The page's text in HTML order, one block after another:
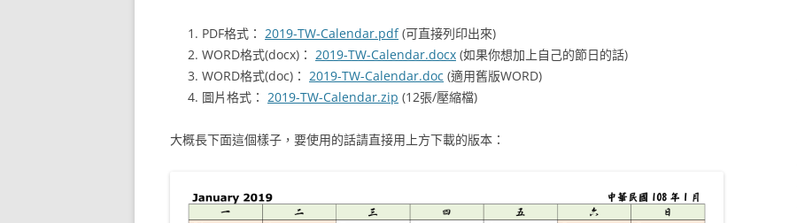
PDF格式： 2019-TW-Calendar.pdf(可直接列印出來)
WORD格式(docx)： 2019-TW-Calendar.docx (如果你想加上自己的節日的話)
WORD格式(doc)： 2019-TW-Calendar.doc (適用舊版WORD)
圖片格式： 2019-TW-Calendar.zip (12張/壓縮檔)
大概長下面這個樣子，要使用的話請直接用上方下載的版本：